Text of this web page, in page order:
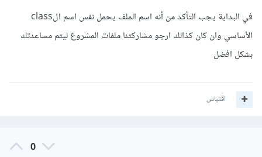
في البداية يجب التأكد من أنه اسم الملف يحمل نفس اسم الclass
الأساسي وان كان كذالك ارجو مشاركتنا ملفات المشروع ليتم مساعدتك
بشكل افضل
اقتباس
0